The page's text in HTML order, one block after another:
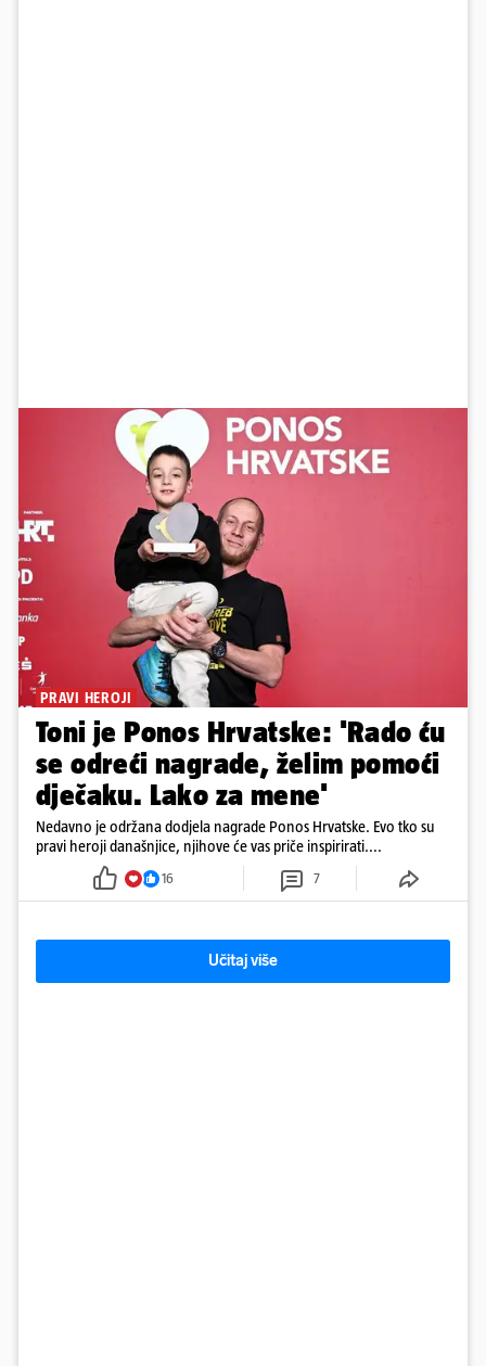
PRAVI HEROJI
Toni je Ponos Hrvatske: 'Rado ću
se odreći nagrade, želim pomoći
dječaku. Lako za mene'
Nedavno je održana dodjela nagrade Ponos Hrvatske. Evo tko su
pravi heroji današnjice, njihove će vas priče inspirirati....
16 7
Učitaj više